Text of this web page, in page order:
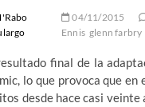
04/11/2015
Ennis glenn farbry
final de la
lo que provoca que
desde hace casi veinte